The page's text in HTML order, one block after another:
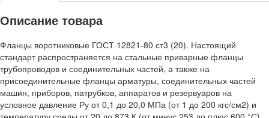
Описание товара
Фланцы воротниковые ГОСТ 12821-80 ст3 (20). Настоящий
стандарт распространяется на стальные приварные фланцы
трубопроводов и соединительных частей, а также на
присоединительные фланцы арматуры, соединительных частей
машин, приборов, патрубков, аппаратов и резервуаров на
условное давление Ру от 0,1 до 20,0 МПа (от 1 до 200 кгс/см2) и